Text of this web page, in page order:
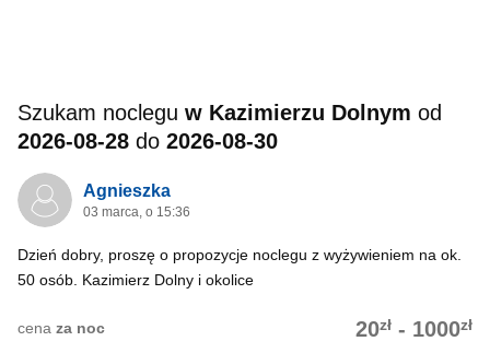
Szukam noclegu w Kazimierzu Dolnym od
2026-08-28 do 2026-08-30
Agnieszka
03 marca, o 15:36
Dzień dobry, proszę o propozycje noclegu z wyżywieniem na ok.
50 osób. Kazimierz Dolny i okolice
20zł - 1000zł
cena za noc